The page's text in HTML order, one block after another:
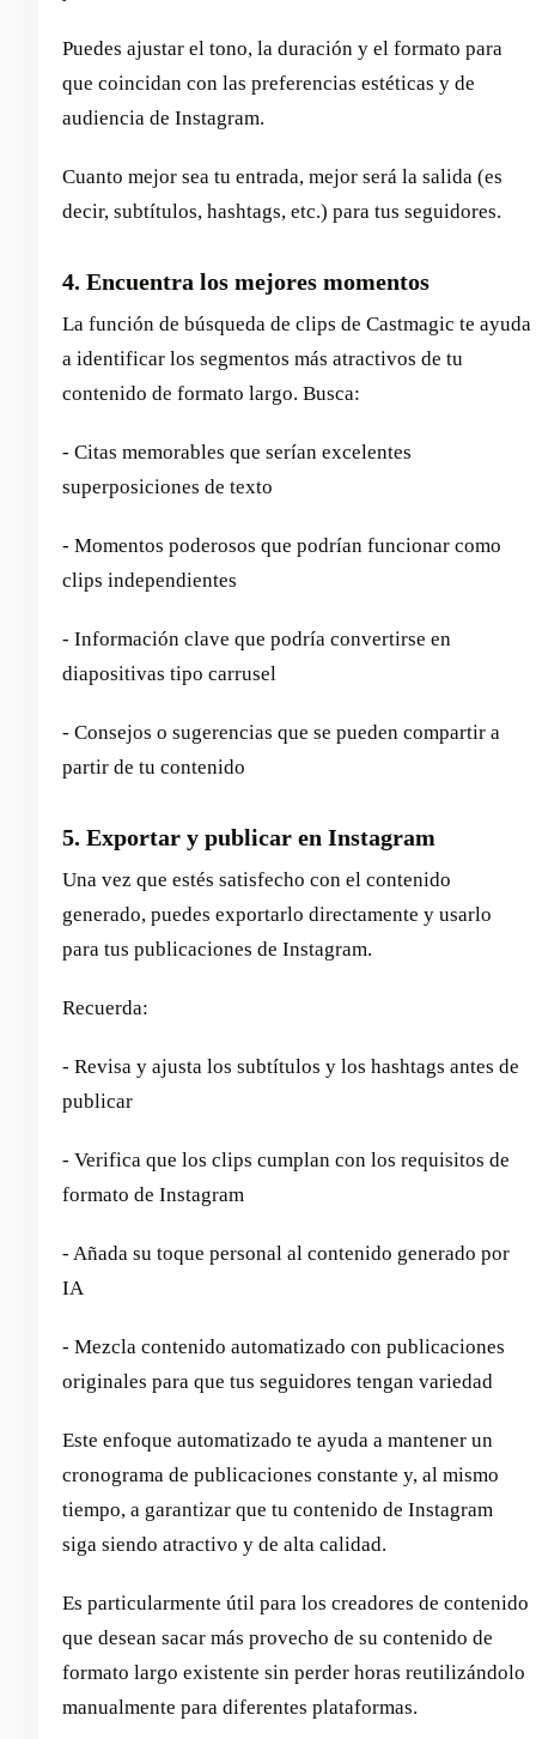
Puedes ajustar el tono, la duración y el formato para
que coincidan con las preferencias estéticas y de
audiencia de Instagram.
Cuanto mejor sea tu entrada, mejor será la salida (es
decir, subtítulos, hashtags, etc.) para tus seguidores.
4. Encuentra los mejores momentos
La función de búsqueda de clips de Castmagic te ayuda
a identificar los segmentos más atractivos de tu
contenido de formato largo. Busca:
- Citas memorables que serían excelentes
superposiciones de texto
- Momentos poderosos que podrían funcionar como
clips independientes
- Información clave que podría convertirse en
diapositivas tipo carrusel
- Consejos o sugerencias que se pueden compartir a
partir de tu contenido
5. Exportar y publicar en Instagram
Una vez que estés satisfecho con el contenido
generado, puedes exportarlo directamente y usarlo
para tus publicaciones de Instagram.
Recuerda:
- Revisa y ajusta los subtítulos y los hashtags antes de
publicar
- Verifica que los clips cumplan con los requisitos de
formato de Instagram
- Añada su toque personal al contenido generado por
IA
- Mezcla contenido automatizado con publicaciones
originales para que tus seguidores tengan variedad
Este enfoque automatizado te ayuda a mantener un
cronograma de publicaciones constante y, al mismo
tiempo, a garantizar que tu contenido de Instagram
siga siendo atractivo y de alta calidad.
Es particularmente útil para los creadores de contenido
que desean sacar más provecho de su contenido de
formato largo existente sin perder horas reutilizándolo
manualmente para diferentes plataformas.